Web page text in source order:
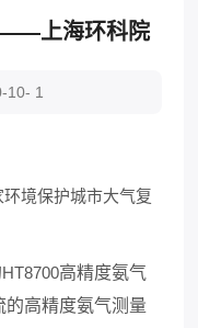
——上海环科院
10- 1
境保护城市大气复
HT8700高精度氨气
的高精度氨气测量